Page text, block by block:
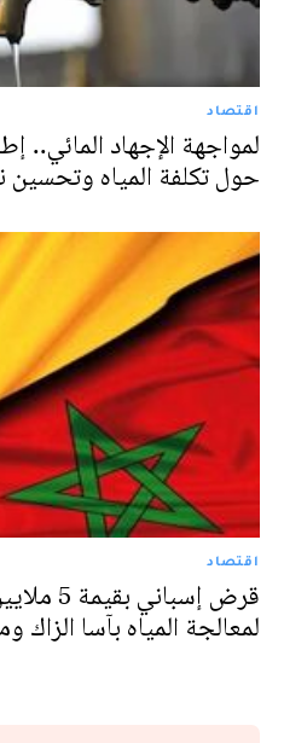
اقتصاد
لمواجهة الإجهاد المائي..
حول تكلفة المياه وتحسين
اقتصاد
قرض
لمعالجة المياه بآسا الزاك